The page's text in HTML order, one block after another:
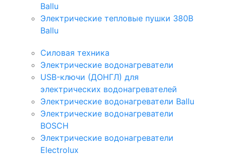
Ballu
Электрические тепловые пушки 380В
Ballu
Силовая техника
Электрические водонагреватели
USB-ключи (ДОНГЛ) для
электрических водонагревателей
Электрические водонагреватели Ballu
Электрические водонагреватели
BOSCH
Электрические водонагреватели
Electrolux